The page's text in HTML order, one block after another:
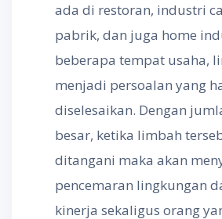
ada di restoran, industri
pabrik, dan juga home
beberapa tempat usaha,
menjadi persoalan yang
diselesaikan. Dengan
besar, ketika limbah
ditangani maka akan
pencemaran lingkungan
kinerja sekaligus orang